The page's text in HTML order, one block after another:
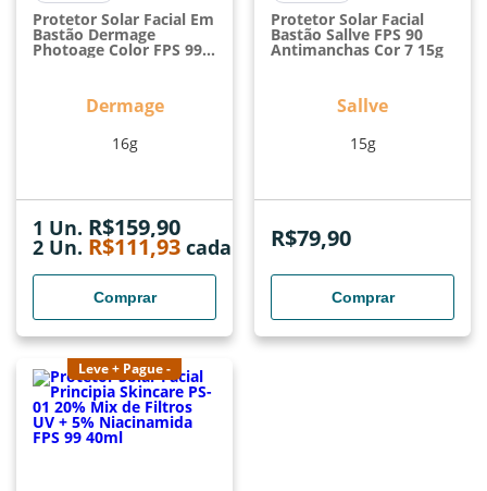
Protetor Solar Facial Em
Bastão Dermage
Photoage Color FPS 99
Médio Intenso 16g
Dermage
16g
1 Un. R$159,90
2 Un. R$111,93 cada
Comprar
Protetor Solar Facial
Bastão Sallve FPS 90
Antimanchas Cor 7 15g
Sallve
15g
R$79,90
Comprar
Leve + Pague -